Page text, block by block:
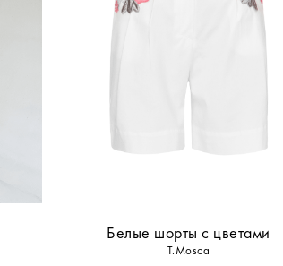
Белые шорты с цветами
T.Mosca